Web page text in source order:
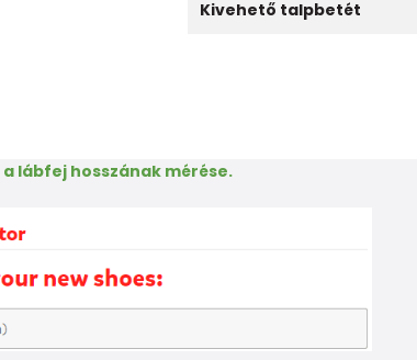
Kivehető talpbetét
a lábfej hosszának mérése.